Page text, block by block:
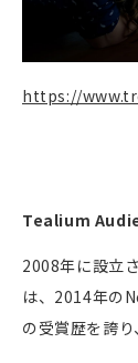
https://
Tealium
2008年に設立
は、 2014年の
の受賞歴を誇り、